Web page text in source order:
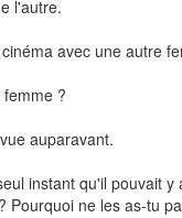
l'autre.
avec une autre
?
auparavant.
instant qu'il pouvait
Pourquoi ne les as-tu